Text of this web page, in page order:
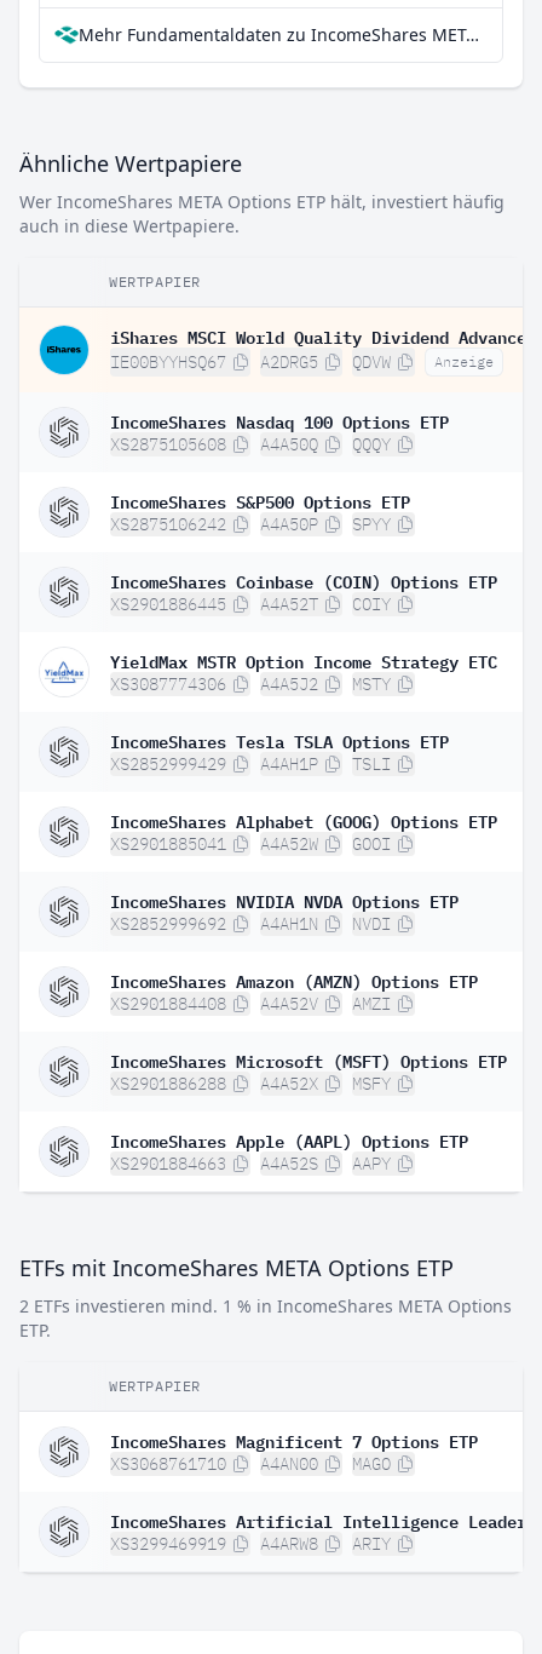
Mehr Fundamentaldaten zu IncomeShares META Options ETP bei Parqet
Ähnliche Wertpapiere
Wer IncomeShares META Options ETP hält, investiert häufig
auch in diese Wertpapiere.
WERTPAPIER
IE00BYYHSQ67 A2DRG5 QDVW Anzeige
IncomeShares Nasdaq 100 Options ETP
XS2875105608 A4A50Q QQQY
IncomeShares S&P500 Options ETP
XS2875106242 A4A50P SPYY
IncomeShares Coinbase (COIN) Options ETP
XS2901886445 A4A52T COIY
YieldMax MSTR Option Income Strategy ETC
XS3087774306 A4A5J2 MSTY
IncomeShares Tesla TSLA Options ETP
XS2852999429 A4AH1P TSLI
IncomeShares Alphabet (GOOG) Options ETP
XS2901885041 A4A52W GOOI
IncomeShares NVIDIA NVDA Options ETP
XS2852999692 A4AH1N NVDI
IncomeShares Amazon (AMZN) Options ETP
XS2901884408 A4A52V AMZI
IncomeShares Microsoft (MSFT) Options ETP
XS2901886288 A4A52X MSFY
IncomeShares Apple (AAPL) Options ETP
XS2901884663 A4A52S AAPY
ETFs mit IncomeShares META Options ETP
2 ETFs investieren mind. 1 % in IncomeShares META Options
ETP.
WERTPAPIER
IncomeShares Magnificent 7 Options ETP
XS3068761710 A4AN00 MAGO
IncomeShares Artificial Intelligence Leaders
XS3299469919 A4ARW8 ARIY